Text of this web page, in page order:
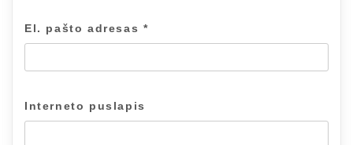
El. pašto adresas *
Interneto puslapis